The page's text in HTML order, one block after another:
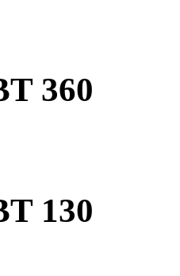
360
130